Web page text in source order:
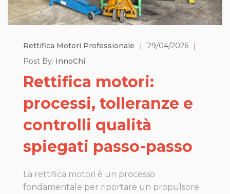
Rettifica Motori Professionale | 29/04/2026
|
Post By: InnoChi
Rettifica motori:
processi, tolleranze e
controlli qualità
spiegati passo-passo
La rettifica motori è un processo
fondamentale per riportare un propulsore